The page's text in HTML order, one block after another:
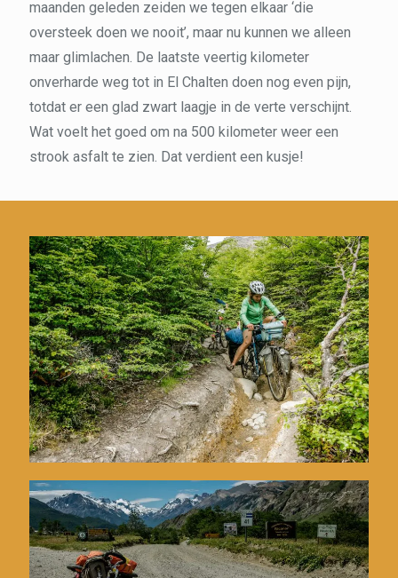
maanden geleden zeiden we tegen elkaar ‘die
oversteek doen we nooit’, maar nu kunnen we alleen
maar glimlachen. De laatste veertig kilometer
onverharde weg tot in El Chalten doen nog even pijn,
totdat er een glad zwart laagje in de verte verschijnt.
Wat voelt het goed om na 500 kilometer weer een
strook asfalt te zien. Dat verdient een kusje!